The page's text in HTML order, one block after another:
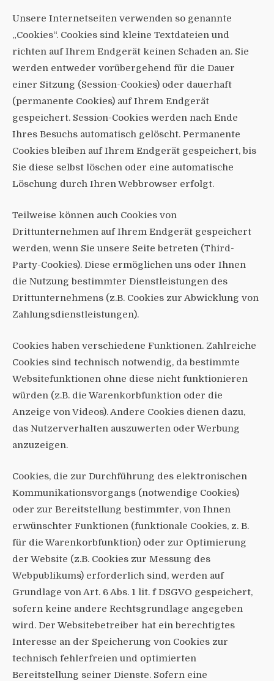
Unsere Internetseiten verwenden so genannte
„Cookies“. Cookies sind kleine Textdateien und
richten auf Ihrem Endgerät keinen Schaden an. Sie
werden entweder vorübergehend für die Dauer
einer Sitzung (Session-Cookies) oder dauerhaft
(permanente Cookies) auf Ihrem Endgerät
gespeichert. Session-Cookies werden nach Ende
Ihres Besuchs automatisch gelöscht. Permanente
Cookies bleiben auf Ihrem Endgerät gespeichert, bis
Sie diese selbst löschen oder eine automatische
Löschung durch Ihren Webbrowser erfolgt.
Teilweise können auch Cookies von
Drittunternehmen auf Ihrem Endgerät gespeichert
werden, wenn Sie unsere Seite betreten (Third-
Party-Cookies). Diese ermöglichen uns oder Ihnen
die Nutzung bestimmter Dienstleistungen des
Drittunternehmens (z.B. Cookies zur Abwicklung von
Zahlungsdienstleistungen).
Cookies haben verschiedene Funktionen. Zahlreiche
Cookies sind technisch notwendig, da bestimmte
Websitefunktionen ohne diese nicht funktionieren
würden (z.B. die Warenkorbfunktion oder die
Anzeige von Videos). Andere Cookies dienen dazu,
das Nutzerverhalten auszuwerten oder Werbung
anzuzeigen.
Cookies, die zur Durchführung des elektronischen
Kommunikationsvorgangs (notwendige Cookies)
oder zur Bereitstellung bestimmter, von Ihnen
erwünschter Funktionen (funktionale Cookies, z. B.
für die Warenkorbfunktion) oder zur Optimierung
der Website (z.B. Cookies zur Messung des
Webpublikums) erforderlich sind, werden auf
Grundlage von Art. 6 Abs. 1 lit. f DSGVO gespeichert,
sofern keine andere Rechtsgrundlage angegeben
wird. Der Websitebetreiber hat ein berechtigtes
Interesse an der Speicherung von Cookies zur
technisch fehlerfreien und optimierten
Bereitstellung seiner Dienste. Sofern eine